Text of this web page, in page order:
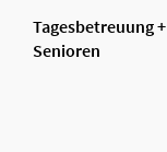
Tagesbetreuung +
Senioren